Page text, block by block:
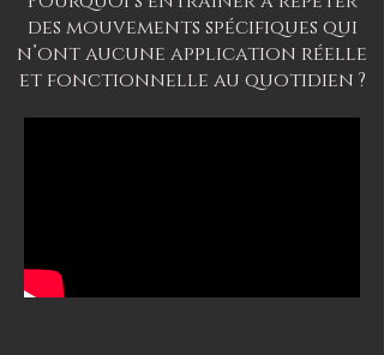
des mouvements spécifiques qui
n’ont aucune application réelle
et fonctionnelle au quotidien ?